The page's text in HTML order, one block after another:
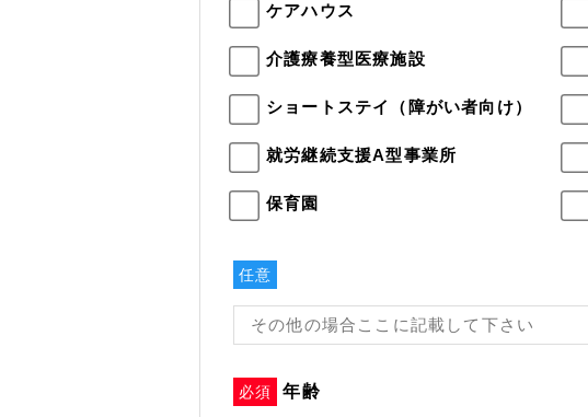
ケアハウス
介護療養型医療施設
ショートステイ（障がい者向け）
就労継続支援A型事業所
保育園
任意
必須 年齢